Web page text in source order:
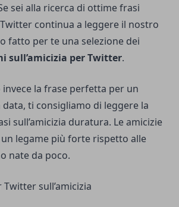
sei alla ricerca di ottime frasi
Twitter continua a leggere il nostro
fatto per te una selezione dei
sull’amicizia per Twitter.
invece la frase perfetta per un
data, ti consigliamo di leggere la
sull’amicizia duratura. Le amicizie
legame più forte rispetto alle
nate da poco.
sull’amicizia